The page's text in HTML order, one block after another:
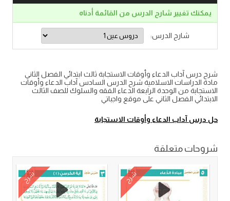
يمكنك تغيير شارح الدرس من القائمة أدناه
شارح الدرس:
شرح درس آداب الدعاء وأوقات الاستجابة ثالث ابتدائي الفصل الثاني
مادة الدراسات الاسلامية شرح الدرس السادس آداب الدعاء وأوقات
الاستجابة من الوحدة الرابعة الدعاء الفقه والسلوك للصف الثالث
الابتدائي الفصل الثاني على موقع واجباتي
حل درس آداب الدعاء وأوقات الاستجابة
شروحات متعلقة
شرح شرح